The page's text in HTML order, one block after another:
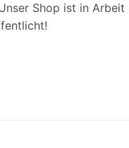
Shop ist in Arbeit